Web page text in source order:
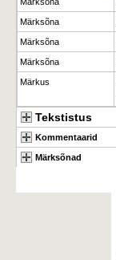
Märksõna
Märksõna
Märksõna
Märkus
Tekstistus
Kommentaarid
Märksõnad